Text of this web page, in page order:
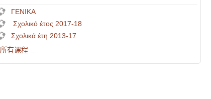
ΓΕΝΙΚΑ
Σχολικό έτος 2017-18
Σχολικά έτη 2013-17
所有课程...